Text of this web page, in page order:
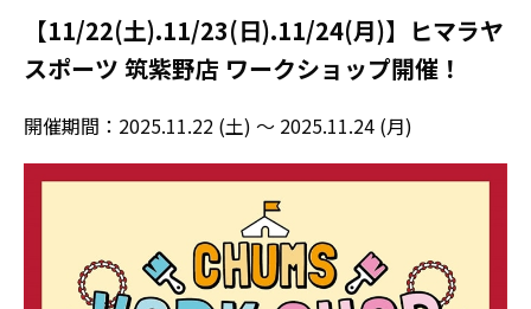
【11/22(土).11/23(日).11/24(月)】ヒマラヤ
スポーツ 筑紫野店 ワークショップ開催！
開催期間： 2025.11.22 (土) ～ 2025.11.24 (月)